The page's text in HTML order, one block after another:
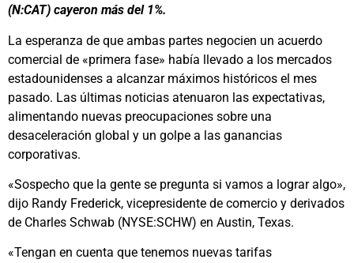
(N:CAT) cayeron más del 1%.
La esperanza de que ambas partes negocien un acuerdo
comercial de «primera fase» había llevado a los mercados
estadounidenses a alcanzar máximos históricos el mes
pasado. Las últimas noticias atenuaron las expectativas,
alimentando nuevas preocupaciones sobre una
desaceleración global y un golpe a las ganancias
corporativas.
«Sospecho que la gente se pregunta si vamos a lograr algo»,
dijo Randy Frederick, vicepresidente de comercio y derivados
de Charles Schwab (NYSE:SCHW) en Austin, Texas.
«Tengan en cuenta que tenemos nuevas tarifas